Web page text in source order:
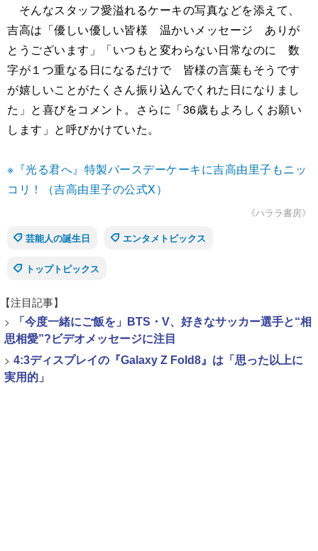
そんなスタッフ愛溢れるケーキの写真などを添えて、
吉高は「優しい優しい皆様 温かいメッセージ ありが
とうございます」「いつもと変わらない日常なのに 数
字が１つ重なる日になるだけで 皆様の言葉もそうです
が嬉しいことがたくさん振り込んでくれた日になりまし
た」と喜びをコメント。さらに「36歳もよろしくお願い
します」と呼びかけていた。
※『光る君へ』特製バースデーケーキに吉高由里子もニッ
コリ！（吉高由里子の公式X）
《ハララ書房》
芸能人の誕生日
エンタメトピックス
トップトピックス
【注目記事】
>
「今度一緒にご飯を」BTS・V、好きなサッカー選手と“相
思相愛”?ビデオメッセージに注目
> 4:3ディスプレイの『Galaxy Z Fold8』は「思った以上に
実用的」